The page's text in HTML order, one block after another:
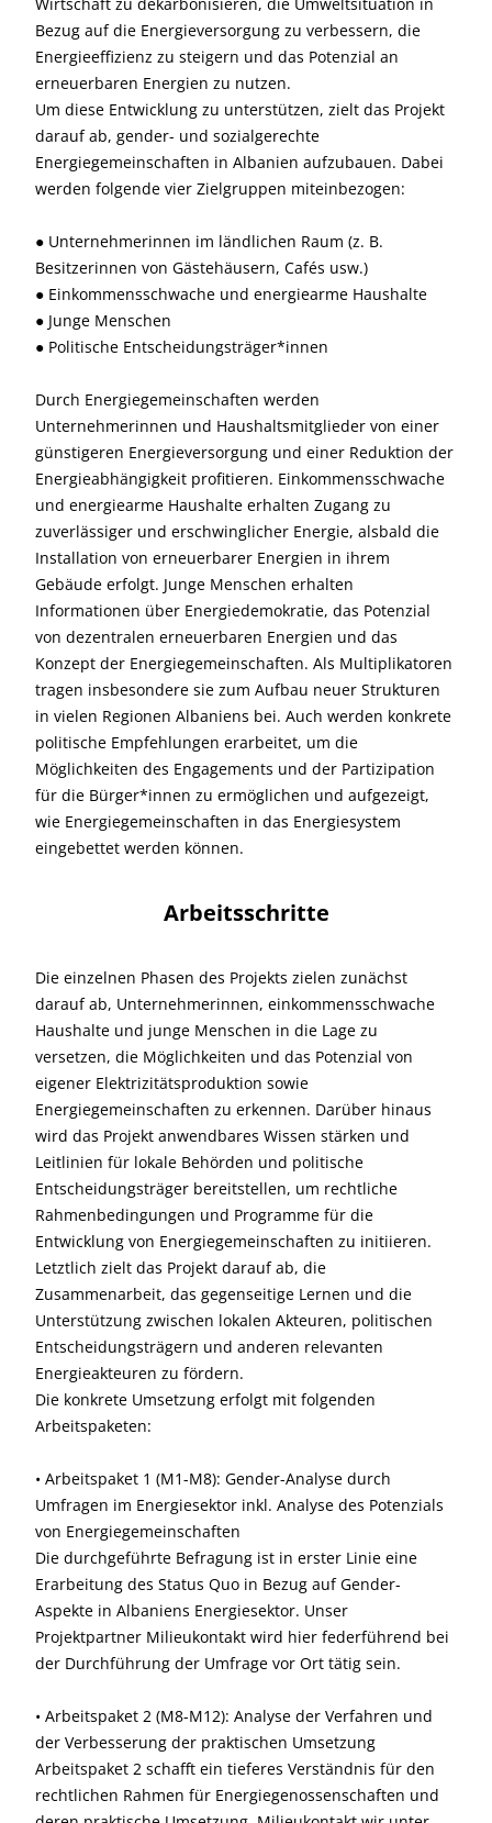
Bezug auf die Energieversorgung zu verbessern, die
Energieeffizienz zu steigern und das Potenzial an
erneuerbaren Energien zu nutzen.
Um diese Entwicklung zu unterstützen, zielt das Projekt
darauf ab, gender- und sozialgerechte
Energiegemeinschaften in Albanien aufzubauen. Dabei
werden folgende vier Zielgruppen miteinbezogen:
● Unternehmerinnen im ländlichen Raum (z. B.
Besitzerinnen von Gästehäusern, Cafés usw.)
● Einkommensschwache und energiearme Haushalte
● Junge Menschen
● Politische Entscheidungsträger*innen
Durch Energiegemeinschaften werden
Unternehmerinnen und Haushaltsmitglieder von einer
günstigeren Energieversorgung und einer Reduktion der
Energieabhängigkeit profitieren. Einkommensschwache
und energiearme Haushalte erhalten Zugang zu
zuverlässiger und erschwinglicher Energie, alsbald die
Installation von erneuerbarer Energien in ihrem
Gebäude erfolgt. Junge Menschen erhalten
Informationen über Energiedemokratie, das Potenzial
von dezentralen erneuerbaren Energien und das
Konzept der Energiegemeinschaften. Als Multiplikatoren
tragen insbesondere sie zum Aufbau neuer Strukturen
in vielen Regionen Albaniens bei. Auch werden konkrete
politische Empfehlungen erarbeitet, um die
Möglichkeiten des Engagements und der Partizipation
für die Bürger*innen zu ermöglichen und aufgezeigt,
wie Energiegemeinschaften in das Energiesystem
eingebettet werden können.
Arbeitsschritte
Die einzelnen Phasen des Projekts zielen zunächst
darauf ab, Unternehmerinnen, einkommensschwache
Haushalte und junge Menschen in die Lage zu
versetzen, die Möglichkeiten und das Potenzial von
eigener Elektrizitätsproduktion sowie
Energiegemeinschaften zu erkennen. Darüber hinaus
wird das Projekt anwendbares Wissen stärken und
Leitlinien für lokale Behörden und politische
Entscheidungsträger bereitstellen, um rechtliche
Rahmenbedingungen und Programme für die
Entwicklung von Energiegemeinschaften zu initiieren.
Letztlich zielt das Projekt darauf ab, die
Zusammenarbeit, das gegenseitige Lernen und die
Unterstützung zwischen lokalen Akteuren, politischen
Entscheidungsträgern und anderen relevanten
Energieakteuren zu fördern.
Die konkrete Umsetzung erfolgt mit folgenden
Arbeitspaketen:
• Arbeitspaket 1 (M1-M8): Gender-Analyse durch
Umfragen im Energiesektor inkl. Analyse des Potenzials
von Energiegemeinschaften
Die durchgeführte Befragung ist in erster Linie eine
Erarbeitung des Status Quo in Bezug auf Gender-
Aspekte in Albaniens Energiesektor. Unser
Projektpartner Milieukontakt wird hier federführend bei
der Durchführung der Umfrage vor Ort tätig sein.
• Arbeitspaket 2 (M8-M12): Analyse der Verfahren und
der Verbesserung der praktischen Umsetzung
Arbeitspaket 2 schafft ein tieferes Verständnis für den
rechtlichen Rahmen für Energiegenossenschaften und